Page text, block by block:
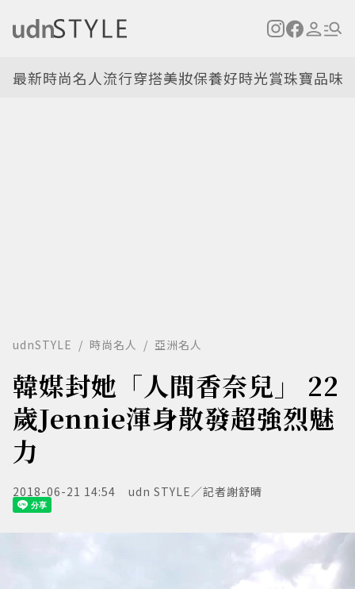
最新時尚名人流行穿搭美妝保養好時光賞珠寶品味
udnSTYLE 時尚名人 亞洲名人
韓媒封她「人間香奈兒」 22
歲Jennie渾身散發超強烈魅
力
2018-06-21 14:54 udn STYLE／記者謝舒晴